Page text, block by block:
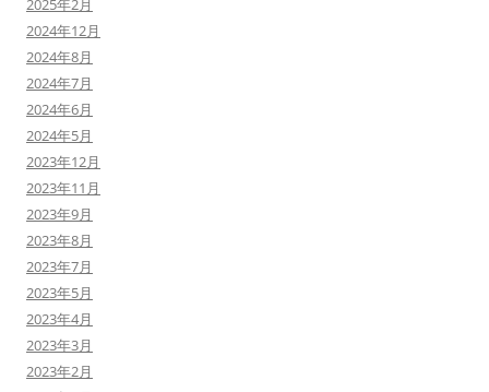
2025年2月
2024年12月
2024年8月
2024年7月
2024年6月
2024年5月
2023年12月
2023年11月
2023年9月
2023年8月
2023年7月
2023年5月
2023年4月
2023年3月
2023年2月